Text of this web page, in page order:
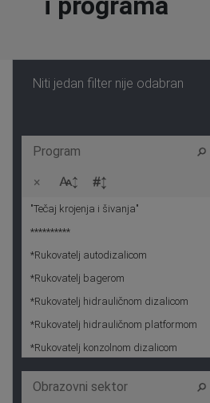
Niti jedan filter nije odabran
×
"Tečaj krojenja i šivanja"
**********
*Rukovatelj autodizalicom
*Rukovatelj bagerom
*Rukovatelj hidrauličnom dizalicom
*Rukovatelj hidrauličnom platformom
*Rukovatelj konzolnom dizalicom
*Rukovatelj mosnom dizalicom
*Rukovatelj motornom kosilicom